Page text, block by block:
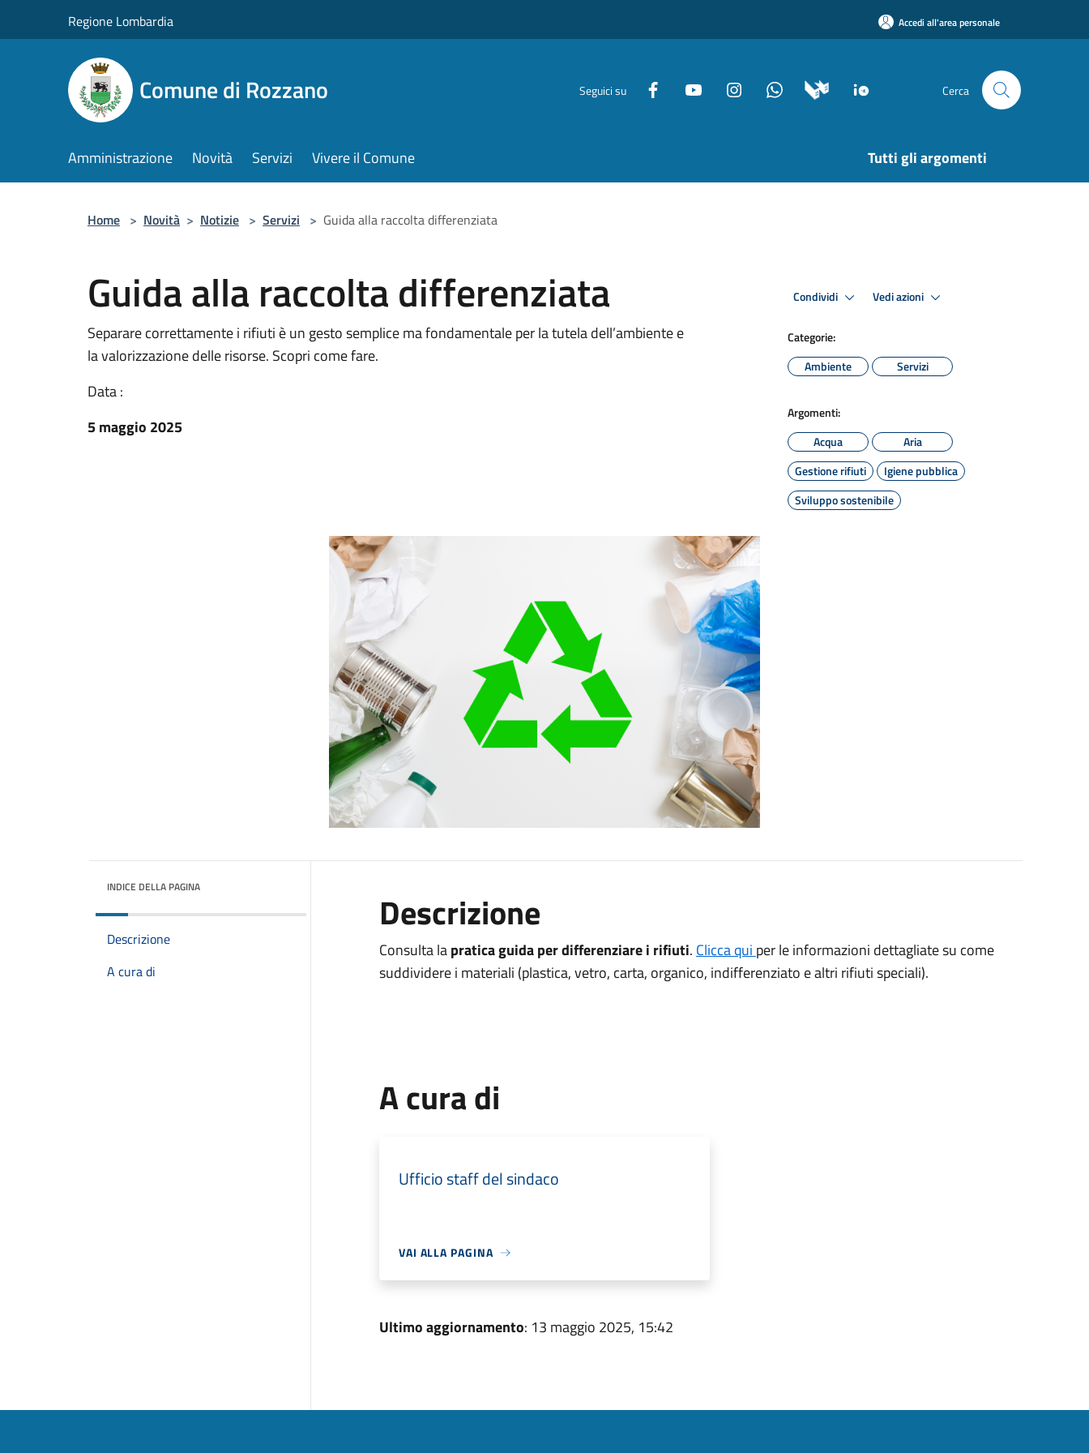
Regione Lombardia Accedi all'area personale
Comune di Rozzano Seguici su Cerca
Amministrazione Novità Servizi Vivere il Comune Tutti gli argomenti
Home > Novità > Notizie > Servizi > Guida alla raccolta differenziata
Guida alla raccolta differenziata
Separare correttamente i rifiuti è un gesto semplice ma fondamentale per la tutela dell’ambiente e
la valorizzazione delle risorse. Scopri come fare.
Data :
5 maggio 2025
Condividi Vedi azioni
Categorie:
Ambiente
Servizi
Argomenti:
Acqua
Aria
Gestione rifiuti
Igiene pubblica
Sviluppo sostenibile
INDICE DELLA PAGINA
Descrizione
A cura di
Descrizione
Consulta lapratica guida per differenziare i rifiuti. Clicca qui per le informazioni dettagliate su come
suddividere i materiali (plastica, vetro, carta, organico, indifferenziato e altri rifiuti speciali).
A cura di
Ufficio staff del sindaco
VAI ALLA PAGINA
Ultimo aggiornamento: 13 maggio 2025, 15:42